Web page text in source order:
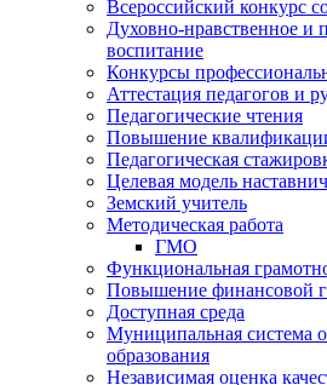
Всероссийский конкурс
Духовно-нравственное и
воспитание
Конкурсы
Аттестация педагогов и
Педагогические чтения
Повышение
Педагогическая
Целевая модель
Земский учитель
Методическая работа
ГМО
Функциональная
Повышение финансовой
Доступная среда
Муниципальная система
образования
Независимая оценка